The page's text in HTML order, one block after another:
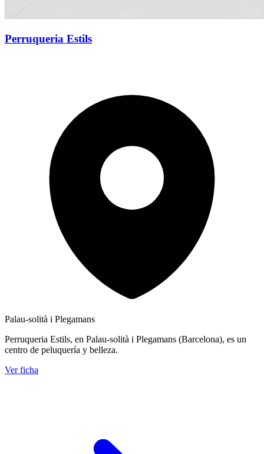
Perruqueria Estils
Palau-solità i Plegamans
Perruqueria Estils, en Palau-solità i Plegamans (Barcelona), es un
centro de peluquería y belleza.
Ver ficha